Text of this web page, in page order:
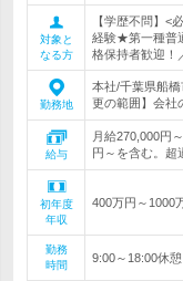
対象と
なる方
【学歴不問】<
経験★第一種普
格保持者歓迎！
勤務地
本社/千葉県船
更の範囲】会社
給与
月給270,000円
円～を含む。
初年度
年収
400万円～1000
勤務
時間
9:00～18:00休